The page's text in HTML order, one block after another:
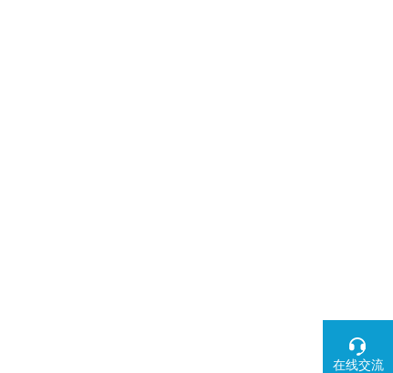
在线交流